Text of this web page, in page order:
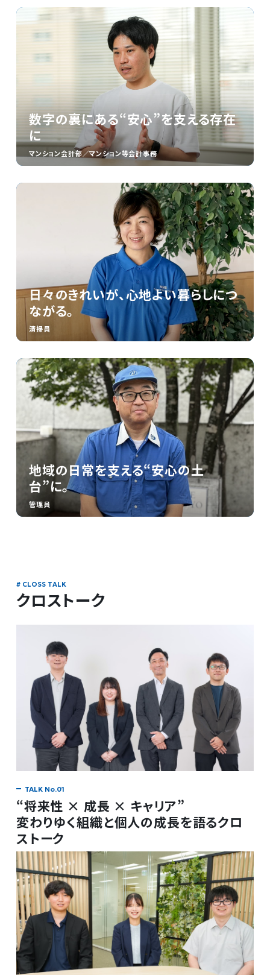
数字の裏にある“安心”を支える存在
に
マンション会計部／マンション等会計事務
日々のきれいが、心地よい暮らしにつ
ながる。
清掃員
地域の日常を支える“安心の土
台”に。
管理員
クロストーク
“将来性 × 成長 × キャリア”
変わりゆく組織と個人の成長を語るクロ
ストーク